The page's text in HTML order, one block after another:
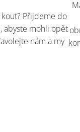
Přijdeme do
abyste mohli opět
nám a my